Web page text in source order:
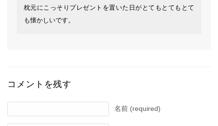
枕元にこっそりプレゼントを置いた日がとてもとてもとて
も懐かしいです。
コメントを残す
名前 (required)